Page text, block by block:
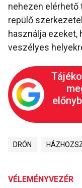
nehezen elérhető
repülő
használja ezeket,
veszélyes
DRÓN
VÉLEMÉNYVEZÉR